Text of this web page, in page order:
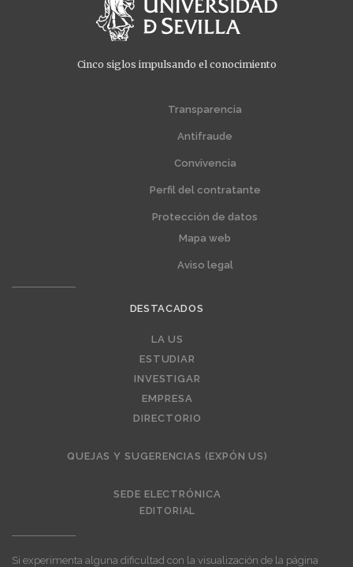
Cinco siglos impulsando el conocimiento
Transparencia
Antifraude
Convivencia
Perfil del contratante
Protección de datos
Mapa web
Aviso legal
DESTACADOS
LA US
ESTUDIAR
INVESTIGAR
EMPRESA
DIRECTORIO
QUEJAS Y SUGERENCIAS (EXPÓN US)
SEDE ELECTRÓNICA
EDITORIAL
Si experimenta alguna dificultad con la visualización de la página